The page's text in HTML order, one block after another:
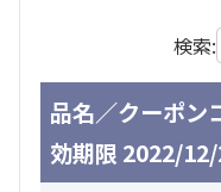
検索:
品名／クーポン
効期限 2022/12/